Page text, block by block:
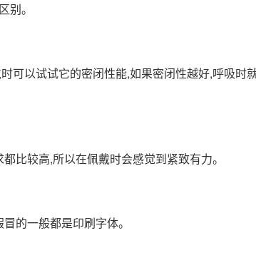
别。
可以试试它的密闭性能,如果密闭性越好,呼吸时
比较高,所以在佩戴时会感觉到紧致有力。
的一般都是印刷字体。